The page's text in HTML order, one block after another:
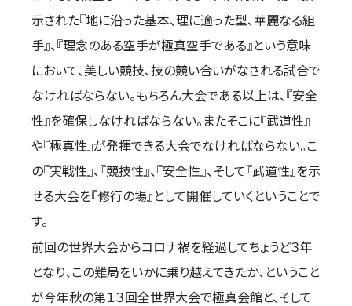
示された『地に沿った基本、理に適った型、華麗なる組
手』、『理念のある空手が極真空手である』という意味
において、美しい競技、技の競い合いがなされる試合で
なければならない。もちろん大会である以上は、『安全
性』を確保しなければならない。またそこに『武道性』
や『極真性』が発揮できる大会でなければならない。こ
の『実戦性』、『競技性』、『安全性』、そして『武道性』を示
せる大会を『修行の場』として開催していくということで
す。
前回の世界大会からコロナ禍を経過してちょうど３年
となり、この難局をいかに乗り越えてきたか、ということ
が今年秋の第１３回全世界大会で極真会館と、そして